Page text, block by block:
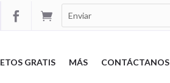


GRATIS MÁS CONTÁCTANOS